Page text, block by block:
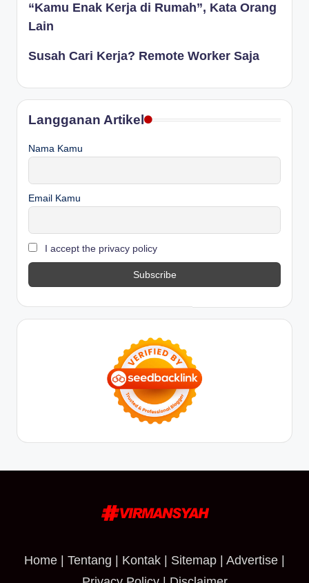
“Kamu Enak Kerja di Rumah”, Kata Orang
Lain
Susah Cari Kerja? Remote Worker Saja
Langganan Artikel
Nama Kamu
Email Kamu
I accept the privacy policy
Home Tentang Kontak Sitemap Advertise